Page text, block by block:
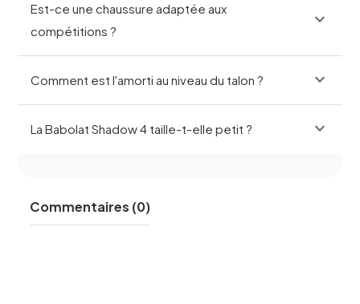
Est-ce une chaussure adaptée aux
compétitions ?
expand_more
Comment est l'amorti au niveau du talon ? expand_more
La Babolat Shadow 4 taille-t-elle petit ? expand_more
Commentaires (0)